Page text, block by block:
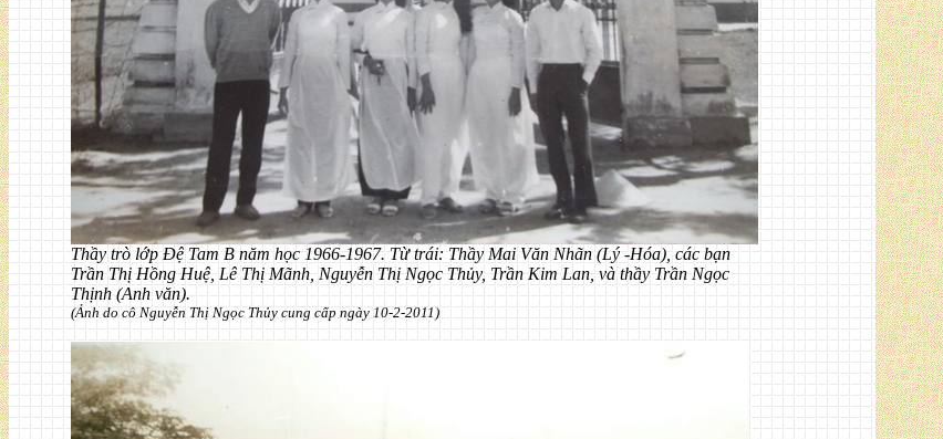
Thầy trò lớp Đệ Tam B năm học 1966-1967. Từ trái: Thầy Mai Văn Nhãn (Lý -Hóa), các bạn
Trần Thị Hồng Huệ, Lê Thị Mãnh, Nguyễn Thị Ngọc Thủy, Trần Kim Lan, và thầy Trần Ngọc
Thịnh (Anh văn).
(Ảnh do cô Nguyễn Thị Ngọc Thủy cung cấp ngày 10-2-2011)